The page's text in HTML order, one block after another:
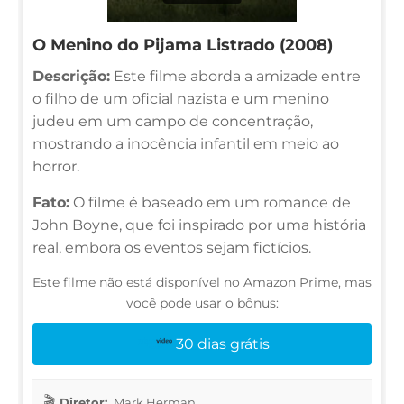
O Menino do Pijama Listrado (2008)
Descrição: Este filme aborda a amizade entre
o filho de um oficial nazista e um menino
judeu em um campo de concentração,
mostrando a inocência infantil em meio ao
horror.
Fato: O filme é baseado em um romance de
John Boyne, que foi inspirado por uma história
real, embora os eventos sejam fictícios.
Este filme não está disponível no Amazon Prime, mas
você pode usar o bônus:
30 dias grátis